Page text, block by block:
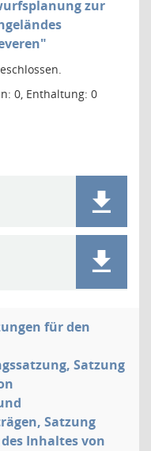
zur
0, Enthaltung: 0
für den
Satzung
Satzung
Inhaltes von